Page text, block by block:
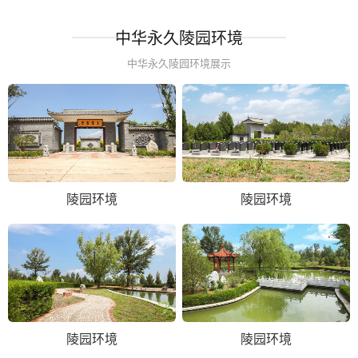
中华永久陵园环境
中华永久陵园环境展示
陵园环境 陵园环境
陵园环境 陵园环境